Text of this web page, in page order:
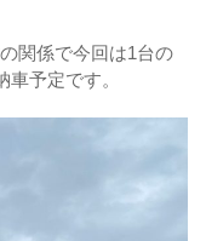
関係で今回は1台の
予定です。